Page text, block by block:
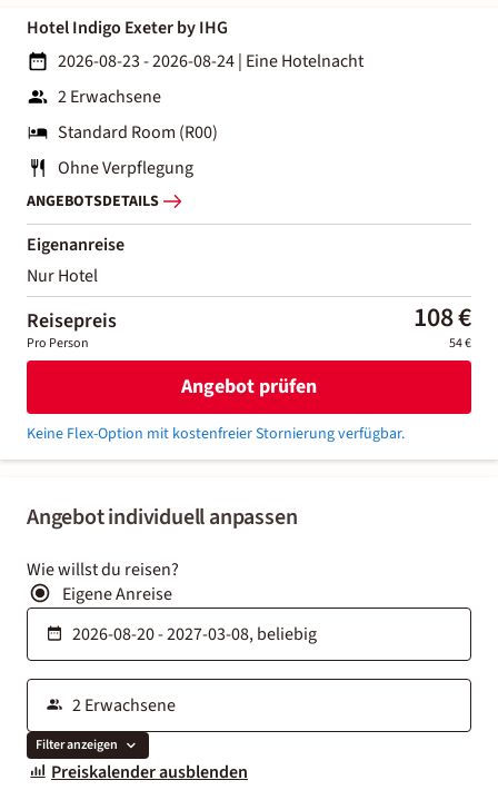
Angebot individuell anpassen
Wie willst du reisen?
Eigene Anreise
Filter anzeigen
Preiskalender ausblenden
Hotel Indigo Exeter by IHG
2026-08-23 - 2026-08-24| Eine Hotelnacht
2 Erwachsene
Standard Room (R00)
Ohne Verpflegung
ANGEBOTSDETAILS
Eigenanreise
Nur Hotel
Reisepreis 108 €
Pro Person 54 €
Angebot prüfen
Keine Flex-Option mit kostenfreier Stornierung verfügbar.